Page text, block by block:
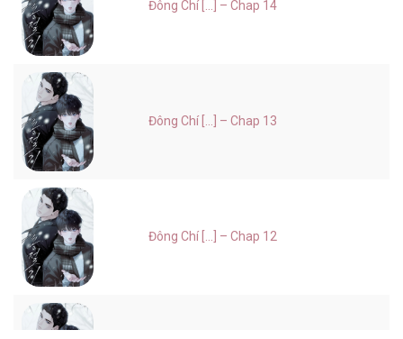
Đông Chí [...] – Chap 14
Đông Chí [...] – Chap 13
Đông Chí [...] – Chap 12